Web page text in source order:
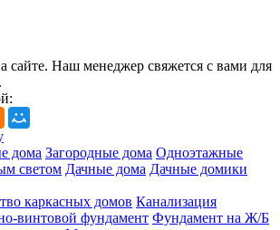
сайте. Наш менеджер свяжется с вами для
дома Загородные дома Одноэтажные
светом Дачные дома Дачные домики
каркасных домов Канализация
винтовой фундамент Фундамент на Ж/Б